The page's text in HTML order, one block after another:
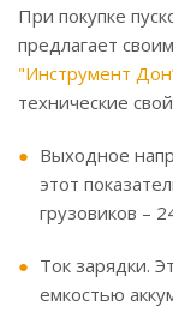
При покупке
предлагает
"Инструмент
технические
Выходное
этот
грузовиков –
Ток зарядки.
емкостью